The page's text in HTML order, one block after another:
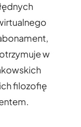
w
filozofię